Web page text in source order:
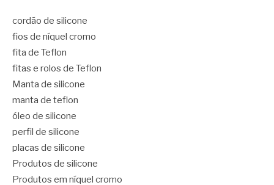
cordão de silicone
fios de níquel cromo
fita de Teflon
fitas e rolos de Teflon
Manta de silicone
manta de teflon
óleo de silicone
perfil de silicone
placas de silicone
Produtos de silicone
Produtos em níquel cromo